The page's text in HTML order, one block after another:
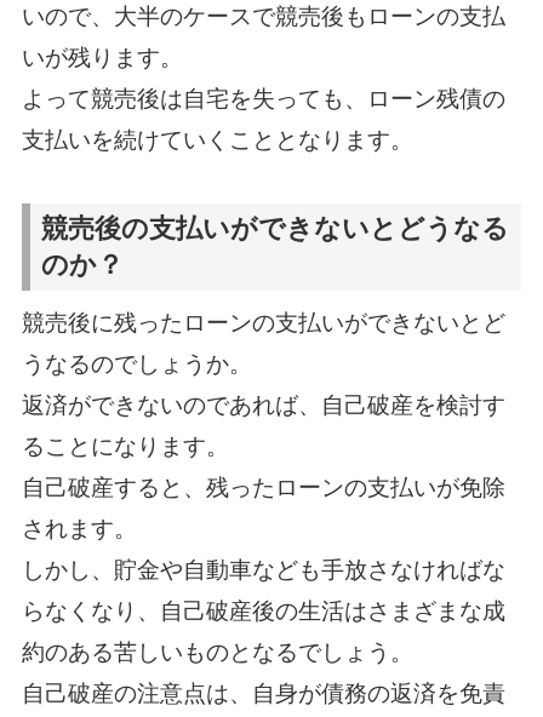
いので、大半のケースで競売後もローンの支払
いが残ります。
よって競売後は自宅を失っても、ローン残債の
支払いを続けていくこととなります。
競売後の支払いができないとどうなる
のか？
競売後に残ったローンの支払いができないとど
うなるのでしょうか。
返済ができないのであれば、自己破産を検討す
ることになります。
自己破産すると、残ったローンの支払いが免除
されます。
しかし、貯金や自動車なども手放さなければな
らなくなり、自己破産後の生活はさまざまな成
約のある苦しいものとなるでしょう。
自己破産の注意点は、自身が債務の返済を免責